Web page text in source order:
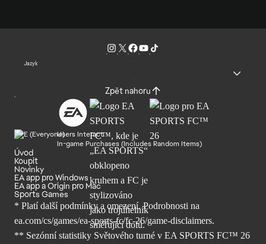
Jazyk
Zpět nahoru
Users Interact
In-game Purchases (Includes Random Items)
Úvod
Koupit
Novinky
EA app pro Windows
EA app a Origin pro Mac
Sports Games
* Platí další podmínky a omezení. Podrobnosti na
ea.com/cs/games/ea-sports-fc/fc-26/game-disclaimers.
** Sezónní statistiky Světového turné v EA SPORTS FC™ 26